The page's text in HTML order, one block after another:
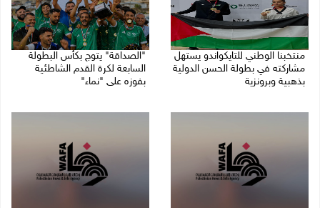
منتخبنا الوطني للتايكواندو يستهل
مشاركته في بطولة الحسن الدولية
بذهبية وبرونزية
"الصداقة" يتوج بكأس البطولة
السابعة لكرة القدم الشاطئية
بفوزه على "نماء"